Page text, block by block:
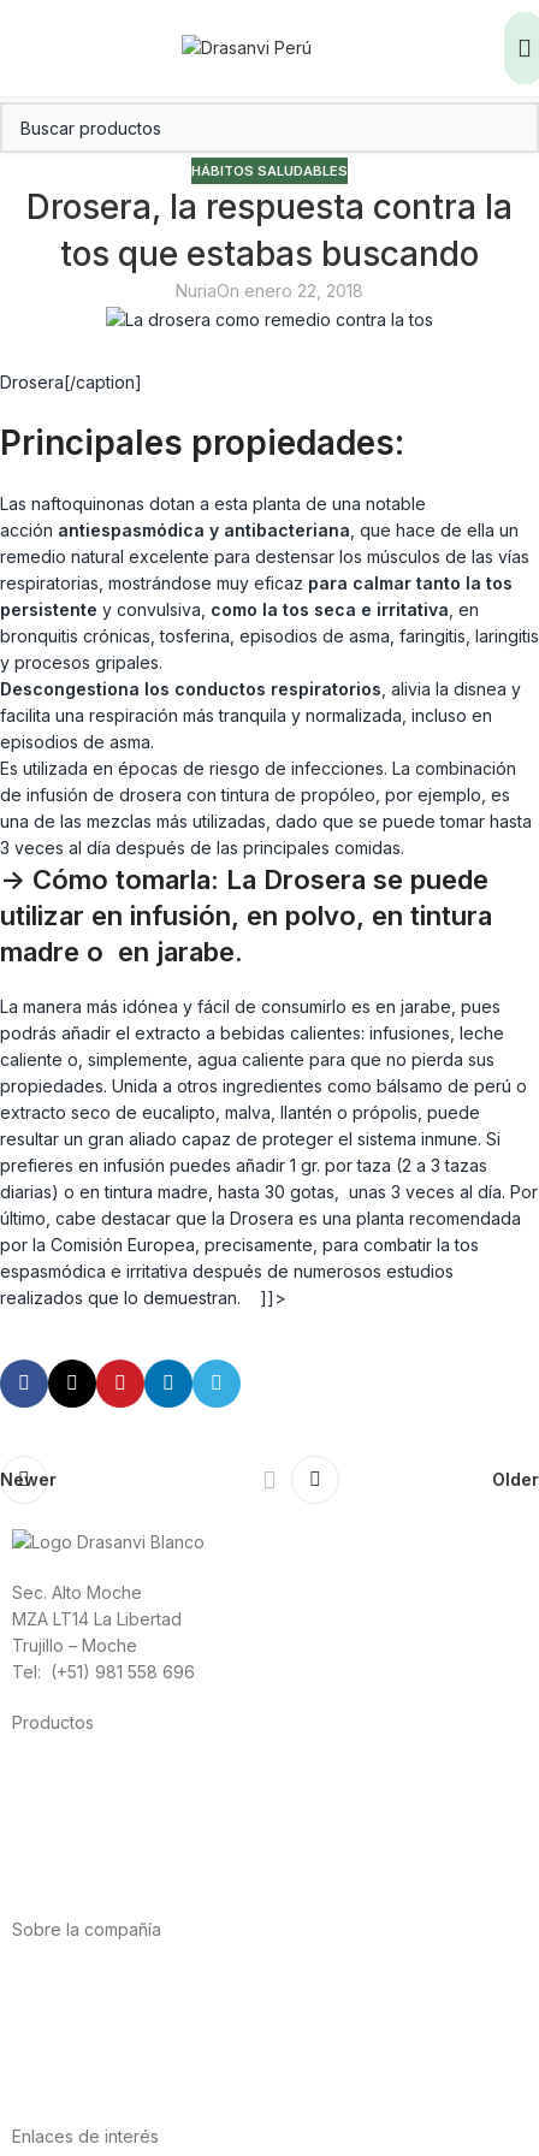
HÁBITOS SALUDABLES
Drosera, la respuesta contra la
tos que estabas buscando
NuriaOn enero 22, 2018
Drosera[/caption]
Principales propiedades:
Las naftoquinonas dotan a esta planta de una notable
acción antiespasmódica y antibacteriana , que hace de ella un
remedio natural excelente para destensar los músculos de las vías
respiratorias, mostrándose muy eficaz para calmar tanto la tos
persistente y convulsiva, como la tos seca e irritativa , en
bronquitis crónicas, tosferina, episodios de asma, faringitis, laringitis
y procesos gripales.
Descongestiona los conductos respiratorios , alivia la disnea y
facilita una respiración más tranquila y normalizada, incluso en
episodios de asma.
Es utilizada en épocas de riesgo de infecciones. La combinación
de infusión de drosera con tintura de propóleo, por ejemplo, es
una de las mezclas más utilizadas, dado que se puede tomar hasta
3 veces al día después de las principales comidas.
-> Cómo tomarla: La Drosera se puede
utilizar en infusión, en polvo, en tintura
madre o en jarabe.
La manera más idónea y fácil de consumirlo es en jarabe, pues
podrás añadir el extracto a bebidas calientes: infusiones, leche
caliente o, simplemente, agua caliente para que no pierda sus
propiedades. Unida a otros ingredientes como bálsamo de perú o
extracto seco de eucalipto, malva, llantén o própolis, puede
resultar un gran aliado capaz de proteger el sistema inmune. Si
prefieres en infusión puedes añadir 1 gr. por taza (2 a 3 tazas
diarias) o en tintura madre, hasta 30 gotas, unas 3 veces al día. Por
último, cabe destacar que la Drosera es una planta recomendada
por la Comisión Europea, precisamente, para combatir la tos
espasmódica e irritativa después de numerosos estudios
realizados que lo demuestran. ]]>
Newer Older
Sec. Alto Moche
MZA LT14 La Libertad
Trujillo – Moche
Tel: (+51) 981 558 696
Productos
Sobre la compañía
Enlaces de interés